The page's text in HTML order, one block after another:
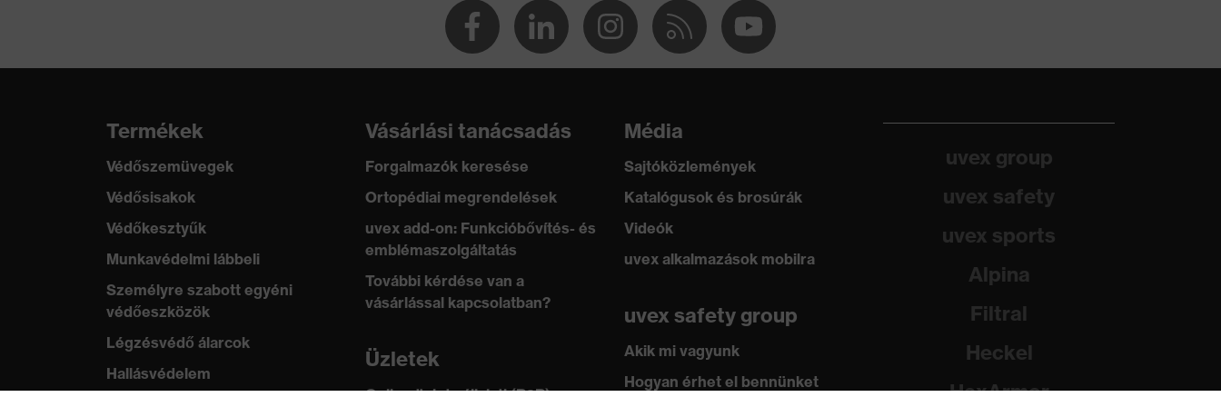
Termékek
Védőszemüvegek
Védősisakok
Védőkesztyűk
Munkavédelmi lábbeli
Személyre szabott egyéni
védőeszközök
Légzésvédő álarcok
Hallásvédelem
Vásárlási tanácsadás
Forgalmazók keresése
Ortopédiai megrendelések
uvex add-on: Funkcióbővítés- és
emblémaszolgáltatás
További kérdése van a
vásárlással kapcsolatban?
Üzletek
Online üzlet vállalati (B2B)
Média
Sajtóközlemények
Katalógusok és brosúrák
Videók
uvex alkalmazások mobilra
uvex safety group
Akik mi vagyunk
Hogyan érhet el bennünket
uvex group
uvex safety
uvex sports
Alpina
Filtral
Heckel
HexArmor